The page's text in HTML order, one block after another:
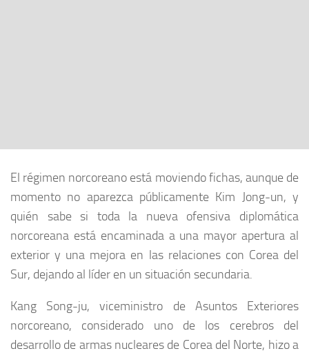
El régimen norcoreano está moviendo fichas, aunque de
momento no aparezca públicamente Kim Jong-un, y
quién sabe si toda la nueva ofensiva diplomática
norcoreana está encaminada a una mayor apertura al
exterior y una mejora en las relaciones con Corea del
Sur, dejando al líder en un situación secundaria.
Kang Song-ju, viceministro de Asuntos Exteriores
norcoreano, considerado uno de los cerebros del
desarrollo de armas nucleares de Corea del Norte, hizo a